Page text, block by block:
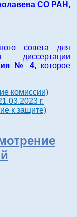
СО РАН,
совета для
диссертации
№ 4, которое
комиссии)
г.
к защите)